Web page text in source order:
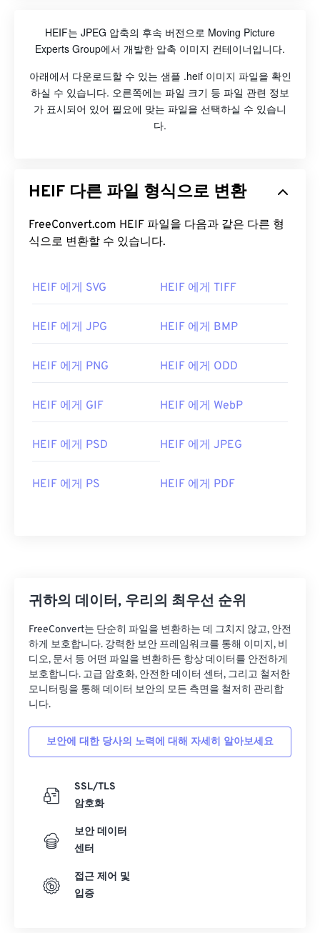
HEIF는 JPEG 압축의 후속 버전으로 Moving Picture
Experts Group에서 개발한 압축 이미지 컨테이너입니다.
아래에서 다운로드할 수 있는 샘플 .heif 이미지 파일을 확인
하실 수 있습니다. 오른쪽에는 파일 크기 등 파일 관련 정보
가 표시되어 있어 필요에 맞는 파일을 선택하실 수 있습니
다.
HEIF 다른 파일 형식으로 변환
FreeConvert.com HEIF 파일을 다음과 같은 다른 형
식으로 변환할 수 있습니다.
HEIF 에게 SVG HEIF 에게 TIFF
HEIF 에게 JPG HEIF 에게 BMP
HEIF 에게 PNG HEIF 에게 ODD
HEIF 에게 GIF HEIF 에게 WebP
HEIF 에게 PSD HEIF 에게 JPEG
HEIF 에게 PS HEIF 에게 PDF
귀하의 데이터, 우리의 최우선 순위
FreeConvert는 단순히 파일을 변환하는 데 그치지 않고, 안전
하게 보호합니다. 강력한 보안 프레임워크를 통해 이미지, 비
디오, 문서 등 어떤 파일을 변환하든 항상 데이터를 안전하게
보호합니다. 고급 암호화, 안전한 데이터 센터, 그리고 철저한
모니터링을 통해 데이터 보안의 모든 측면을 철저히 관리합
니다.
보안에 대한 당사의 노력에 대해 자세히 알아보세요
SSL/TLS
암호화
보안 데이터
센터
접근 제어 및
입증